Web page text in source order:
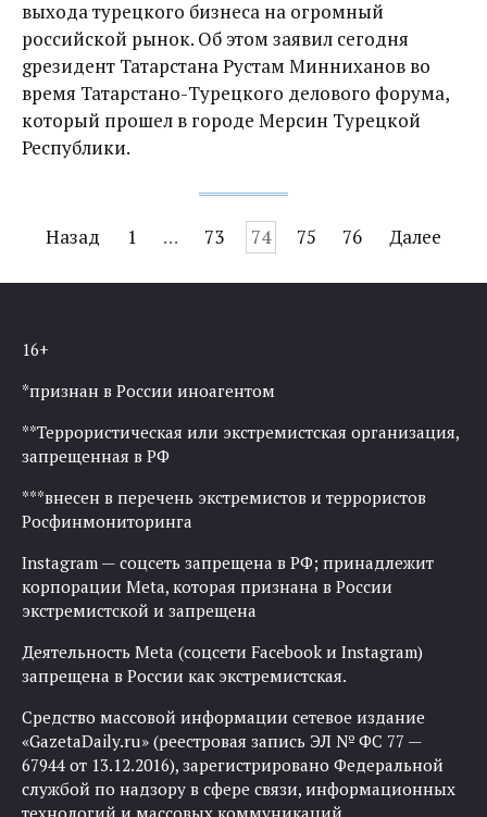
выхода турецкого бизнеса на огромный
российской рынок. Об этом заявил сегодня
gрезидент Татарстана Рустам Минниханов во
время Татарстано-Турецкого делового форума,
который прошел в городе Мерсин Турецкой
Республики.
Навигация
записям
Назад 1 … 73 74 75 76 Далее
16+
*признан в России иноагентом
**Террористическая или экстремистская организация,
запрещенная в РФ
***внесен в перечень экстремистов и террористов
Росфинмониторинга
Instagram — соцсеть запрещена в РФ; принадлежит
корпорации Meta, которая признана в России
экстремистской и запрещена
Деятельность Meta (соцсети Facebook и Instagram)
запрещена в России как экстремистская.
Средство массовой информации сетевое издание
«GazetaDaily.ru» (реестровая запись ЭЛ № ФС 77 —
67944 от 13.12.2016), зарегистрировано Федеральной
службой по надзору в сфере связи, информационных